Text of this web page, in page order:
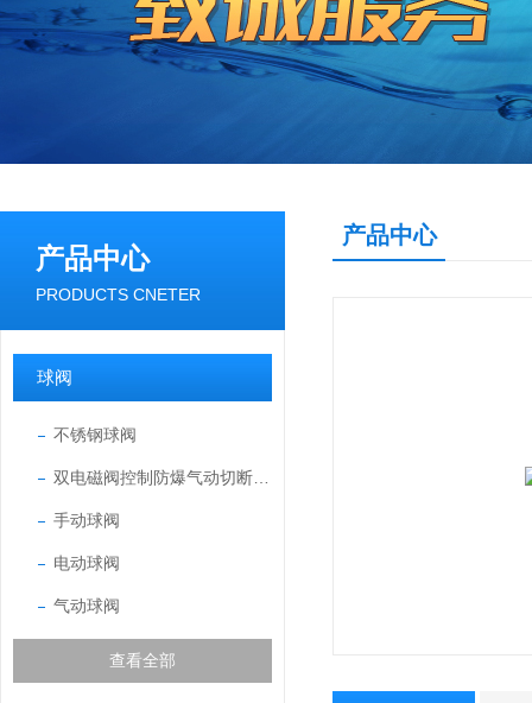
产品中心
PRODUCTS CNETER
球阀
不锈钢球阀
手动球阀
电动球阀
气动球阀
查看全部
产品中心